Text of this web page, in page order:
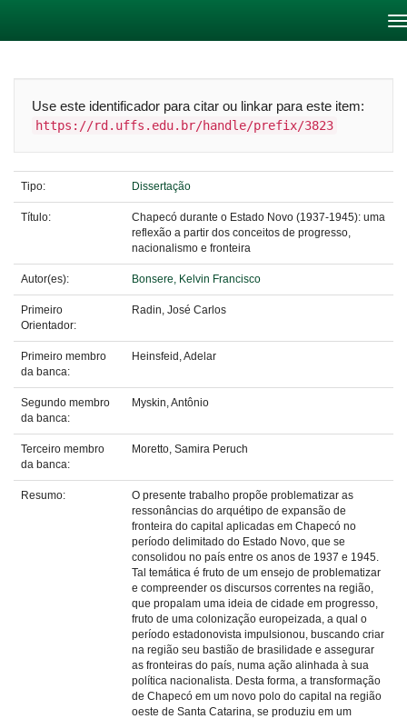
Use este identificador para citar ou linkar para este item:
https://rd.uffs.edu.br/handle/prefix/3823
Tipo: Dissertação
Título:
Chapecó durante o Estado Novo (1937-1945): uma
reflexão a partir dos conceitos de progresso,
nacionalismo e fronteira
Autor(es): Bonsere, Kelvin Francisco
Primeiro
Orientador:
Radin, José Carlos
Primeiro membro
da banca:
Heinsfeid, Adelar
Segundo membro
da banca:
Myskin, Antônio
Terceiro membro
da banca:
Moretto, Samira Peruch
Resumo:
O presente trabalho propõe problematizar as
ressonâncias do arquétipo de expansão de
fronteira do capital aplicadas em Chapecó no
período delimitado do Estado Novo, que se
consolidou no país entre os anos de 1937 e 1945.
Tal temática é fruto de um ensejo de problematizar
e compreender os discursos correntes na região,
que propalam uma ideia de cidade em progresso,
fruto de uma colonização europeizada, a qual o
período estadonovista impulsionou, buscando criar
na região seu bastião de brasilidade e assegurar
as fronteiras do país, numa ação alinhada à sua
política nacionalista. Desta forma, a transformação
de Chapecó em um novo polo do capital na região
oeste de Santa Catarina, se produziu em um